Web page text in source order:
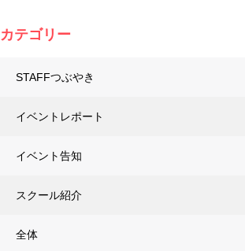
カテゴリー
STAFFつぶやき
イベントレポート
イベント告知
スクール紹介
全体